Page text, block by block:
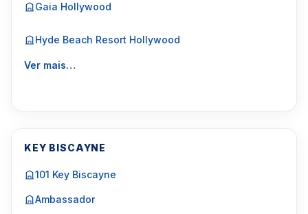
Gaia Hollywood
Hyde Beach Resort Hollywood
Ver mais…
KEY BISCAYNE
101 Key Biscayne
Ambassador